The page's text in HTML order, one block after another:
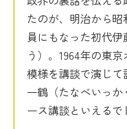
たのが、明治から
員にもなった初代
う）。1964年の東
模様を講談で演じ
一鶴（たなべいっ
ース講談といえるで